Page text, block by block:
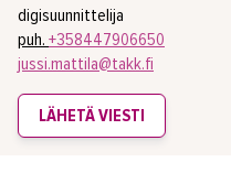
digisuunnittelija
puh. +358447906650
jussi.mattila@takk.fi
LÄHETÄ VIESTI